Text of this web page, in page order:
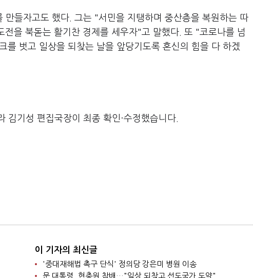
들자고도 했다. 그는 "서민을 지탱하며 중산층을 복원하는 따
을 북돋는 활기찬 경제를 세우자"고 말했다. 또 "코로나를 넘
를 벗고 일상을 되찾는 날을 앞당기도록 혼신의 힘을 다 하겠
김기성 편집국장이 최종 확인·수정했습니다.
이 기자의 최신글
'중대재해법 촉구 단식' 정의당 강은미 병원 이송
문 대통령, 현충원 참배…"일상 되찾고 선도국가 도약"